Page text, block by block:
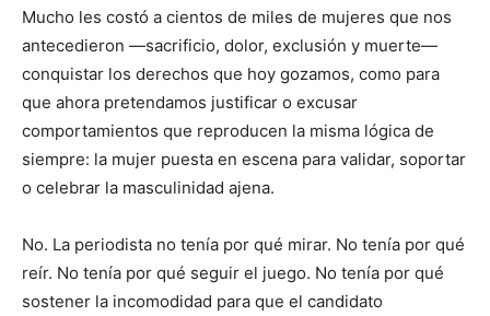
Mucho les costó a cientos de miles de mujeres que nos
antecedieron —sacrificio, dolor, exclusión y muerte—
conquistar los derechos que hoy gozamos, como para
que ahora pretendamos justificar o excusar
comportamientos que reproducen la misma lógica de
siempre: la mujer puesta en escena para validar, soportar
o celebrar la masculinidad ajena.
No. La periodista no tenía por qué mirar. No tenía por qué
reír. No tenía por qué seguir el juego. No tenía por qué
sostener la incomodidad para que el candidato